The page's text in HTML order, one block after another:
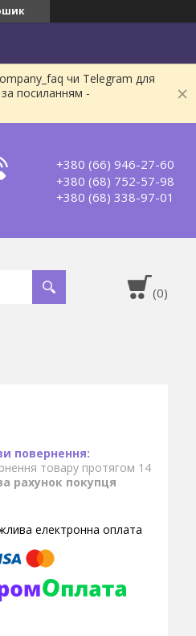
чи Telegram для
посиланням -
+380 (66) 946-27-60
+380 (68) 752-57-98
+380 (68) 338-97-01
товару протягом 14
рахунок покупця